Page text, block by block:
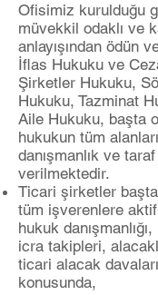
Ofisimiz kurulduğu
müvekkil odaklı ve
anlayışından ödün
İflas Hukuku ve
Şirketler Hukuku,
Hukuku, Tazminat
Aile Hukuku, başta
hukukun tüm
danışmanlık ve
verilmektedir.
Ticari şirketler
tüm işverenlere
hukuk
icra takipleri,
ticari alacak
konusunda,